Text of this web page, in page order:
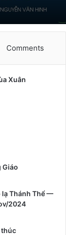
Comments
Xuân
Giáo
lạ Thánh Thể —
2024
thúc